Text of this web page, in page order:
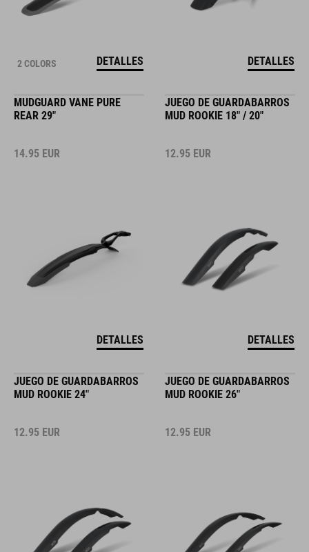
2 COLORS DETALLES DETALLES
MUDGUARD VANE PURE
REAR 29"
14.95 EUR
DETALLES
JUEGO DE GUARDABARROS
MUD ROOKIE 18" / 20"
12.95 EUR
DETALLES
JUEGO DE GUARDABARROS
MUD ROOKIE 24"
12.95 EUR
JUEGO DE GUARDABARROS
MUD ROOKIE 26"
12.95 EUR